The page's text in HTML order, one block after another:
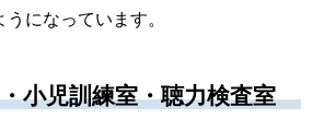
になっています。
小児訓練室・聴力検査室